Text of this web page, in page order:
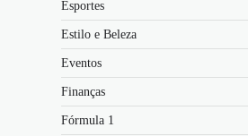
Esportes
Estilo e Beleza
Eventos
Finanças
Fórmula 1